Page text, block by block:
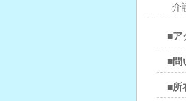
介
■ア
■問
■所